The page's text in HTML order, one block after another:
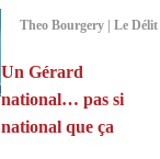
Theo Bourgery | Le Délit
Un Gérard
national… pas si
national que ça